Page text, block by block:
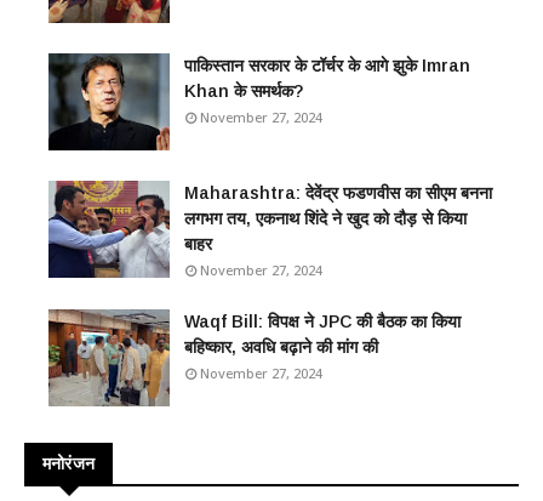
​पाकिस्तान सरकार के टॉर्चर के आगे झुके Imran
Khan के समर्थक?
November 27, 2024
Maharashtra: देवेंद्र फडणवीस का सीएम बनना
लगभग तय, एकनाथ शिंदे ने खुद को दौड़ से किया
बाहर
November 27, 2024
Waqf Bill: विपक्ष ने JPC की बैठक का किया
बहिष्कार, अवधि बढ़ाने की मांग की
November 27, 2024
मनोरंजन